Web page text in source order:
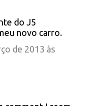
do J5
novo carro.
de 2013 às